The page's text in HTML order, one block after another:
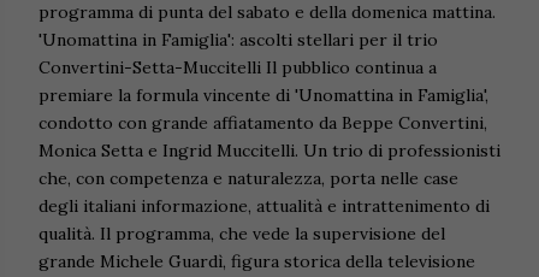
programma di punta del sabato e della domenica mattina.
'Unomattina in Famiglia': ascolti stellari per il trio
Convertini-Setta-Muccitelli Il pubblico continua a
premiare la formula vincente di 'Unomattina in Famiglia',
condotto con grande affiatamento da Beppe Convertini,
Monica Setta e Ingrid Muccitelli. Un trio di professionisti
che, con competenza e naturalezza, porta nelle case
degli italiani informazione, attualità e intrattenimento di
qualità. Il programma, che vede la supervisione del
grande Michele Guardì, figura storica della televisione